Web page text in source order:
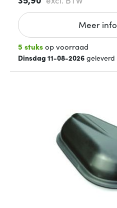
Meer info
5 stuksop voorraad
Dinsdag 11-08-2026 geleverd